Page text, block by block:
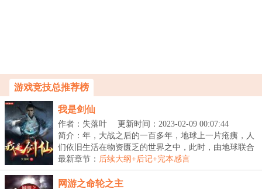
游戏竞技总推荐榜
我是剑仙
作者：失落叶
更新时间：2023-02-09 00:07:44
简介：年，大战之后的一百多年，地球上一片疮痍，人
们依旧生活在物资匮乏的世界之中，此时，由地球联合
政...
最新章节： 后续大纲+后记+完本感言
网游之命轮之主